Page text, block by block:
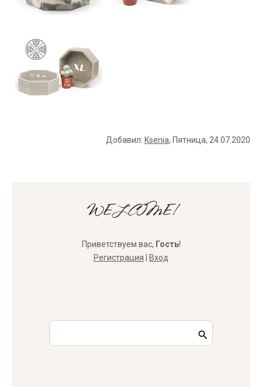
Добавил: Ksenia, Пятница, 24.07.2020
WELCOME!
Приветствуем вас, Гость!
Регистрация
Вход